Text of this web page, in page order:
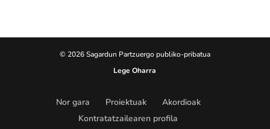
© 2026 Sagardun Partzuergo publiko-pribatua
Lege Oharra
Nor gara Proiektuak
Akordioak
Kontratatzailearen profila